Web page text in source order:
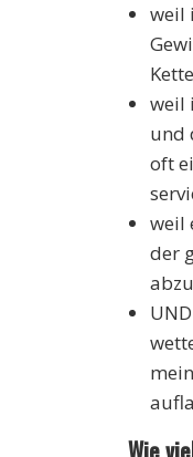
weil
weil
und
oft
weil
der